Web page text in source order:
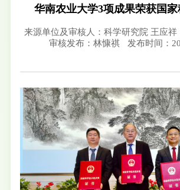
华南农业大学3项成果荣获国
来源单位及审核人：科学研究院 王应祥
审核发布：林慷祺
发布时间：